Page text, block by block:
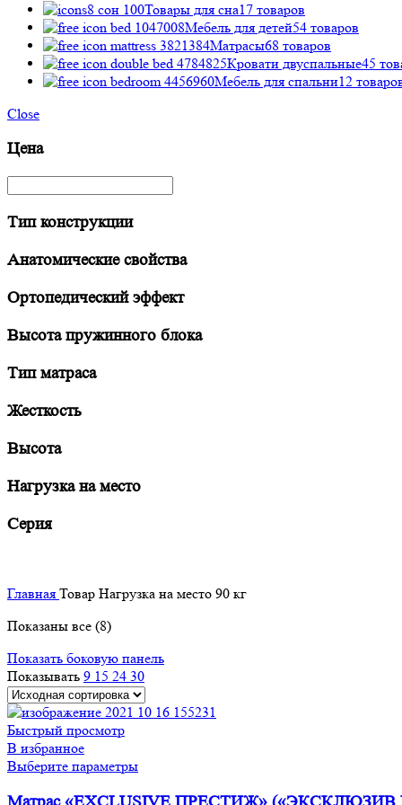
Товары для сна17 товаров
Мебель для детей54 товаров
Матрасы68 товаров
Кровати двуспальные45
Мебель для спальни12
Close
Цена
Тип конструкции
Анатомические свойства
Ортопедический эффект
Высота пружинного блока
Тип матраса
Жесткость
Высота
Нагрузка на место
Серия
Главная Товар Нагрузка на место 90 кг
Показаны все (8)
Показать боковую панель
Показывать 9 15 24 30
Быстрый просмотр
В избранное
Выберите параметрыЭтот
имеет